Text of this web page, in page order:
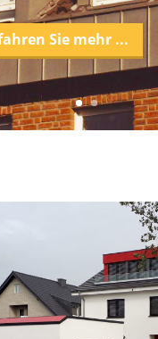
Sie mehr ...